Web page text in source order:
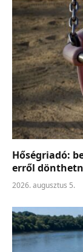
Hőségriadó:
erről
2026. augusztus 5.